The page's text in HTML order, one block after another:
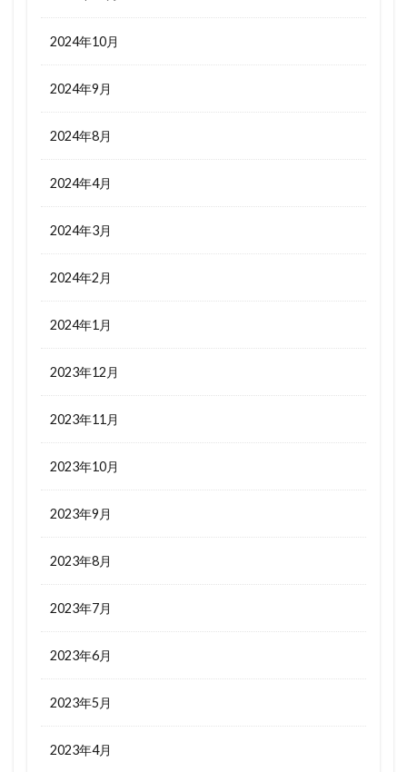
2024年10月
2024年9月
2024年8月
2024年4月
2024年3月
2024年2月
2024年1月
2023年12月
2023年11月
2023年10月
2023年9月
2023年8月
2023年7月
2023年6月
2023年5月
2023年4月